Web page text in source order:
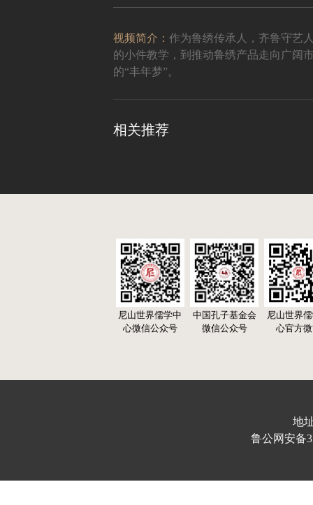
视频简介： 作为鲁绣传承人，齐鲁守艺
的小件教学，到推动鲁绣产品走向广阔
的“丰年梦”。
相关推荐
尼山世界儒学中
心微信公众号
中国孔子基金会
微信公众号
尼山世界
心官方
地
鲁公网安备